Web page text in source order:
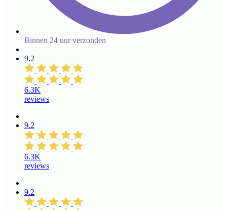
Binnen 24 uur verzonden
9.2
6.3K
reviews
9.2
6.3K
reviews
9.2